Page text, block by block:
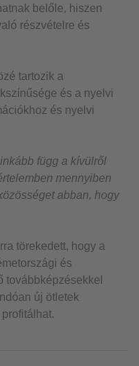
belőle, hiszen
részvételre és
tartozik a
és a nyelvi
és nyelvi
függ a kívülről
mennyiben
abban, hogy
törekedett, hogy a
és
továbbképzésekkel
új ötletek